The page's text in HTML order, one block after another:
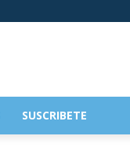
SUSCRIBETE